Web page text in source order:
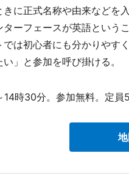
きに正式名称や由来などを
ーフェースが英語という
では初心者にも分かりやす
」と参加を呼び掛ける。
時30分。参加無料。定員